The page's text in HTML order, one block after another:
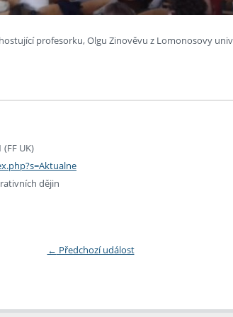
profesorku, Olgu Zinověvu z Lomonosovy
(FF UK)
dějin
← Předchozí událost